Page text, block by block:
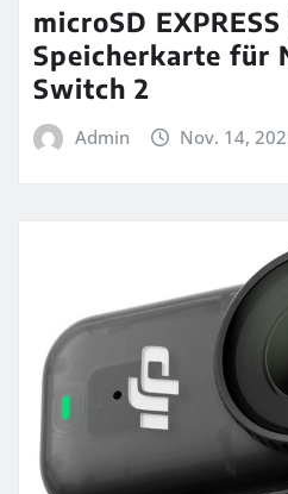
microSD
Speicherkarte für
Switch 2
Admin Nov. 14,